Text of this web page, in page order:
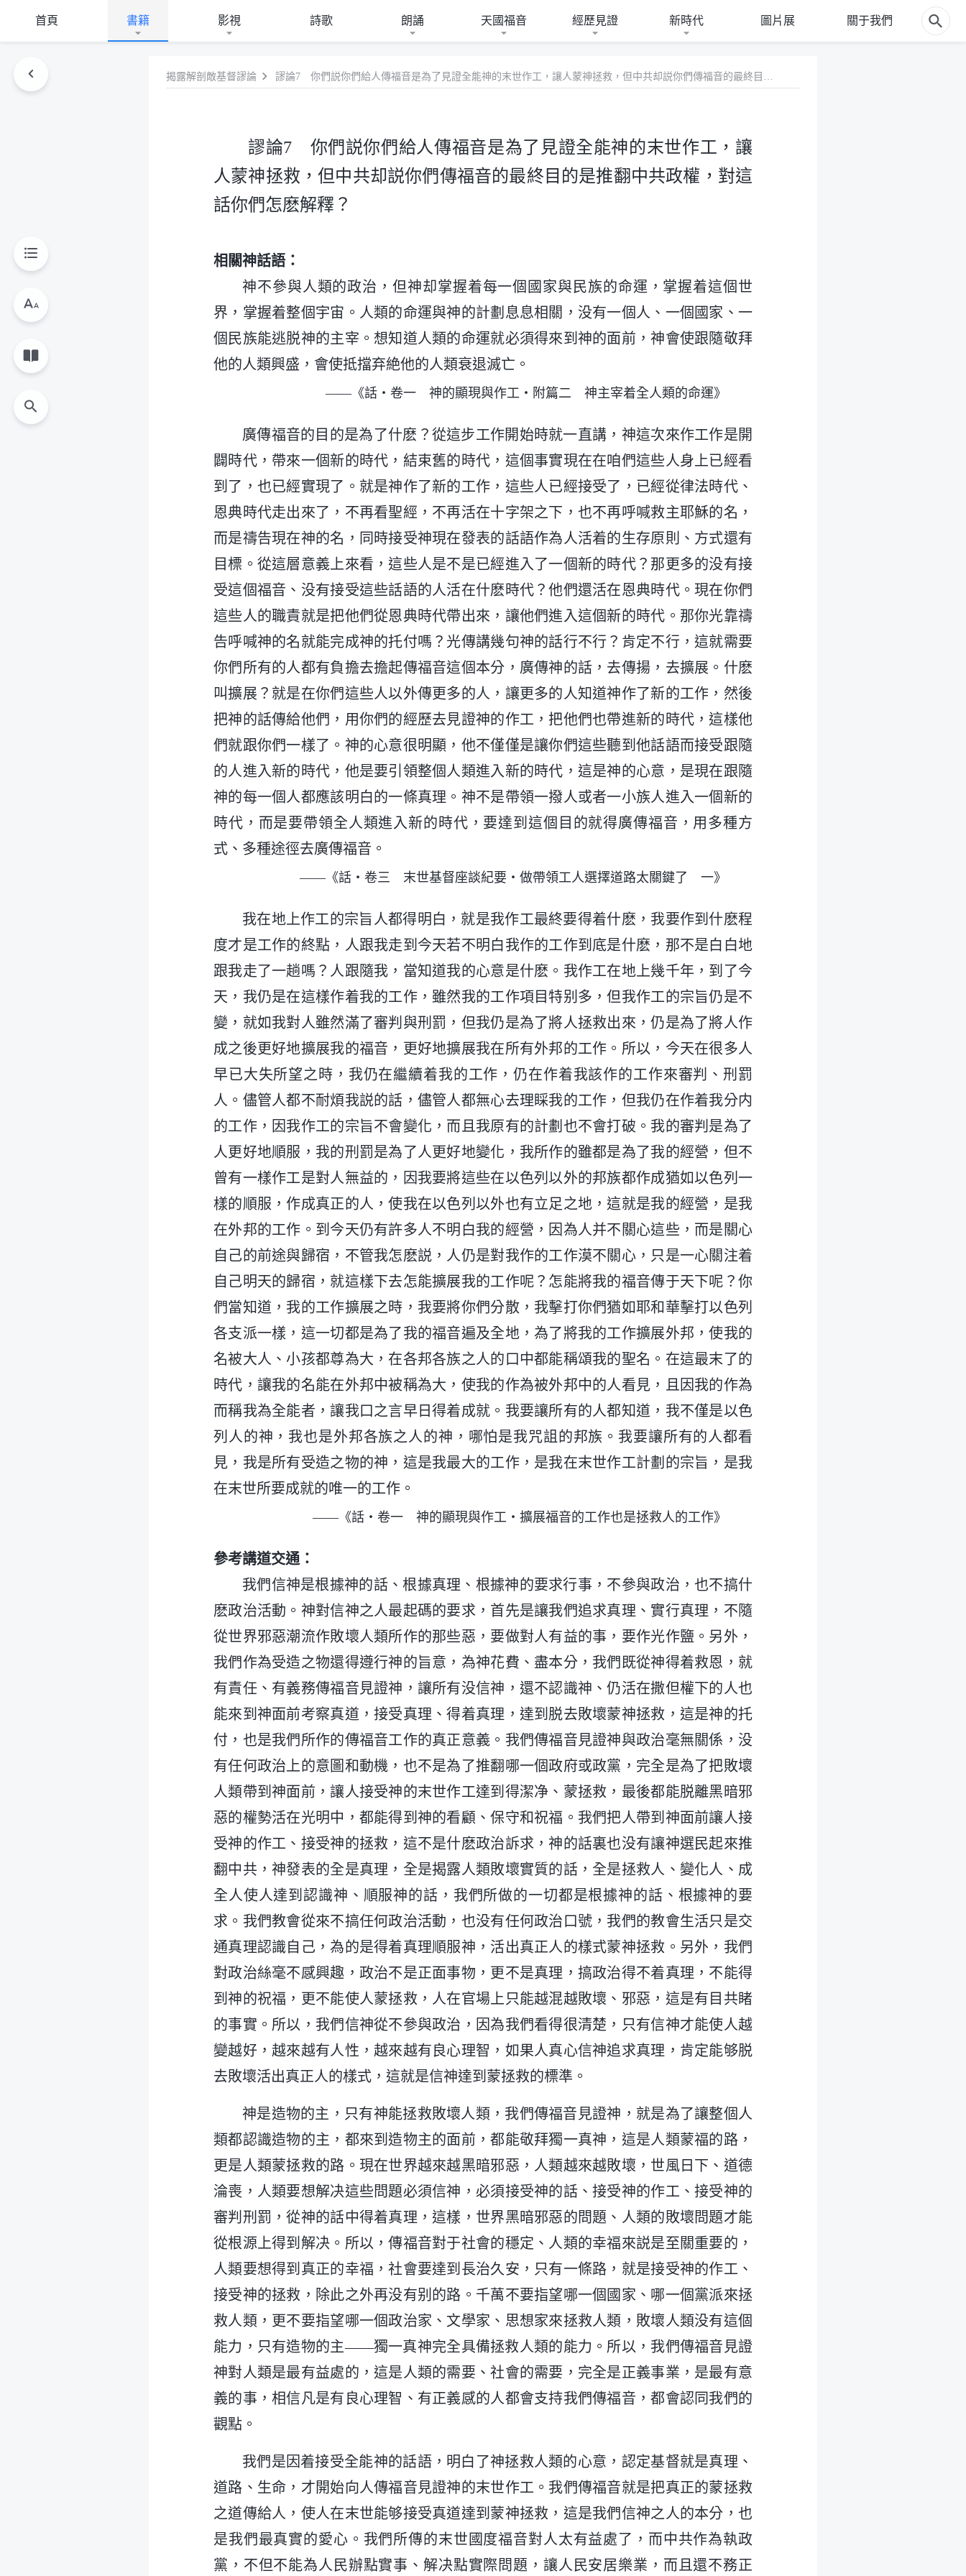
首頁 書籍 影視 詩歌 朗誦 天國福音 經歷見證 新時代 圖片展 關于我們
揭露解剖敵基督謬論
謬論7 你們説你們給人傳福音是為了見證全能神的末世作工，讓
人蒙神拯救，但中共却説你們傳福音的最終目的是推翻中共政權，對這
話你們怎麽解釋？
相關神話語：
神不參與人類的政治，但神却掌握着每一個國家與民族的命運，掌握着這個世
界，掌握着整個宇宙。人類的命運與神的計劃息息相關，没有一個人、一個國家、一
個民族能逃脱神的主宰。想知道人類的命運就必須得來到神的面前，神會使跟隨敬拜
他的人類興盛，會使抵擋弃絶他的人類衰退滅亡。
——《話・卷一 神的顯現與作工・附篇二 神主宰着全人類的命運》
廣傳福音的目的是為了什麽？從這步工作開始時就一直講，神這次來作工作是開
闢時代，帶來一個新的時代，結束舊的時代，這個事實現在在咱們這些人身上已經看
到了，也已經實現了。就是神作了新的工作，這些人已經接受了，已經從律法時代、
恩典時代走出來了，不再看聖經，不再活在十字架之下，也不再呼喊救主耶穌的名，
而是禱告現在神的名，同時接受神現在發表的話語作為人活着的生存原則、方式還有
目標。從這層意義上來看，這些人是不是已經進入了一個新的時代？那更多的没有接
受這個福音、没有接受這些話語的人活在什麽時代？他們還活在恩典時代。現在你們
這些人的職責就是把他們從恩典時代帶出來，讓他們進入這個新的時代。那你光靠禱
告呼喊神的名就能完成神的托付嗎？光傳講幾句神的話行不行？肯定不行，這就需要
你們所有的人都有負擔去擔起傳福音這個本分，廣傳神的話，去傳揚，去擴展。什麽
叫擴展？就是在你們這些人以外傳更多的人，讓更多的人知道神作了新的工作，然後
把神的話傳給他們，用你們的經歷去見證神的作工，把他們也帶進新的時代，這樣他
們就跟你們一樣了。神的心意很明顯，他不僅僅是讓你們這些聽到他話語而接受跟隨
的人進入新的時代，他是要引領整個人類進入新的時代，這是神的心意，是現在跟隨
神的每一個人都應該明白的一條真理。神不是帶領一撥人或者一小族人進入一個新的
時代，而是要帶領全人類進入新的時代，要達到這個目的就得廣傳福音，用多種方
式、多種途徑去廣傳福音。
——《話・卷三 末世基督座談紀要・做帶領工人選擇道路太關鍵了 一》
我在地上作工的宗旨人都得明白，就是我作工最終要得着什麽，我要作到什麽程
度才是工作的終點，人跟我走到今天若不明白我作的工作到底是什麽，那不是白白地
跟我走了一趟嗎？人跟隨我，當知道我的心意是什麽。我作工在地上幾千年，到了今
天，我仍是在這樣作着我的工作，雖然我的工作項目特别多，但我作工的宗旨仍是不
變，就如我對人雖然滿了審判與刑罰，但我仍是為了將人拯救出來，仍是為了將人作
成之後更好地擴展我的福音，更好地擴展我在所有外邦的工作。所以，今天在很多人
早已大失所望之時，我仍在繼續着我的工作，仍在作着我該作的工作來審判、刑罰
人。儘管人都不耐煩我説的話，儘管人都無心去理睬我的工作，但我仍在作着我分内
的工作，因我作工的宗旨不會變化，而且我原有的計劃也不會打破。我的審判是為了
人更好地順服，我的刑罰是為了人更好地變化，我所作的雖都是為了我的經營，但不
曾有一樣作工是對人無益的，因我要將這些在以色列以外的邦族都作成猶如以色列一
樣的順服，作成真正的人，使我在以色列以外也有立足之地，這就是我的經營，是我
在外邦的工作。到今天仍有許多人不明白我的經營，因為人并不關心這些，而是關心
自己的前途與歸宿，不管我怎麽説，人仍是對我作的工作漠不關心，只是一心關注着
自己明天的歸宿，就這樣下去怎能擴展我的工作呢？怎能將我的福音傳于天下呢？你
們當知道，我的工作擴展之時，我要將你們分散，我擊打你們猶如耶和華擊打以色列
各支派一樣，這一切都是為了我的福音遍及全地，為了將我的工作擴展外邦，使我的
名被大人、小孩都尊為大，在各邦各族之人的口中都能稱頌我的聖名。在這最末了的
時代，讓我的名能在外邦中被稱為大，使我的作為被外邦中的人看見，且因我的作為
而稱我為全能者，讓我口之言早日得着成就。我要讓所有的人都知道，我不僅是以色
列人的神，我也是外邦各族之人的神，哪怕是我咒詛的邦族。我要讓所有的人都看
見，我是所有受造之物的神，這是我最大的工作，是我在末世作工計劃的宗旨，是我
在末世所要成就的唯一的工作。
——《話・卷一 神的顯現與作工・擴展福音的工作也是拯救人的工作》
參考講道交通：
我們信神是根據神的話、根據真理、根據神的要求行事，不參與政治，也不搞什
麽政治活動。神對信神之人最起碼的要求，首先是讓我們追求真理、實行真理，不隨
從世界邪惡潮流作敗壞人類所作的那些惡，要做對人有益的事，要作光作鹽。另外，
我們作為受造之物還得遵行神的旨意，為神花費、盡本分，我們既從神得着救恩，就
有責任、有義務傳福音見證神，讓所有没信神，還不認識神、仍活在撒但權下的人也
能來到神面前考察真道，接受真理、得着真理，達到脱去敗壞蒙神拯救，這是神的托
付，也是我們所作的傳福音工作的真正意義。我們傳福音見證神與政治毫無關係，没
有任何政治上的意圖和動機，也不是為了推翻哪一個政府或政黨，完全是為了把敗壞
人類帶到神面前，讓人接受神的末世作工達到得潔净、蒙拯救，最後都能脱離黑暗邪
惡的權勢活在光明中，都能得到神的看顧、保守和祝福。我們把人帶到神面前讓人接
受神的作工、接受神的拯救，這不是什麽政治訴求，神的話裏也没有讓神選民起來推
翻中共，神發表的全是真理，全是揭露人類敗壞實質的話，全是拯救人、變化人、成
全人使人達到認識神、順服神的話，我們所做的一切都是根據神的話、根據神的要
求。我們教會從來不搞任何政治活動，也没有任何政治口號，我們的教會生活只是交
通真理認識自己，為的是得着真理順服神，活出真正人的樣式蒙神拯救。另外，我們
對政治絲毫不感興趣，政治不是正面事物，更不是真理，搞政治得不着真理，不能得
到神的祝福，更不能使人蒙拯救，人在官場上只能越混越敗壞、邪惡，這是有目共睹
的事實。所以，我們信神從不參與政治，因為我們看得很清楚，只有信神才能使人越
變越好，越來越有人性，越來越有良心理智，如果人真心信神追求真理，肯定能够脱
去敗壞活出真正人的樣式，這就是信神達到蒙拯救的標準。
神是造物的主，只有神能拯救敗壞人類，我們傳福音見證神，就是為了讓整個人
類都認識造物的主，都來到造物主的面前，都能敬拜獨一真神，這是人類蒙福的路，
更是人類蒙拯救的路。現在世界越來越黑暗邪惡，人類越來越敗壞，世風日下、道德
淪喪，人類要想解决這些問題必須信神，必須接受神的話、接受神的作工、接受神的
審判刑罰，從神的話中得着真理，這樣，世界黑暗邪惡的問題、人類的敗壞問題才能
從根源上得到解决。所以，傳福音對于社會的穩定、人類的幸福來説是至關重要的，
人類要想得到真正的幸福，社會要達到長治久安，只有一條路，就是接受神的作工、
接受神的拯救，除此之外再没有别的路。千萬不要指望哪一個國家、哪一個黨派來拯
救人類，更不要指望哪一個政治家、文學家、思想家來拯救人類，敗壞人類没有這個
能力，只有造物的主——獨一真神完全具備拯救人類的能力。所以，我們傳福音見證
神對人類是最有益處的，這是人類的需要、社會的需要，完全是正義事業，是最有意
義的事，相信凡是有良心理智、有正義感的人都會支持我們傳福音，都會認同我們的
觀點。
我們是因着接受全能神的話語，明白了神拯救人類的心意，認定基督就是真理、
道路、生命，才開始向人傳福音見證神的末世作工。我們傳福音就是把真正的蒙拯救
之道傳給人，使人在末世能够接受真道達到蒙神拯救，這是我們信神之人的本分，也
是我們最真實的愛心。我們所傳的末世國度福音對人太有益處了，而中共作為執政
黨，不但不能為人民辦點實事、解决點實際問題，讓人民安居樂業，而且還不務正